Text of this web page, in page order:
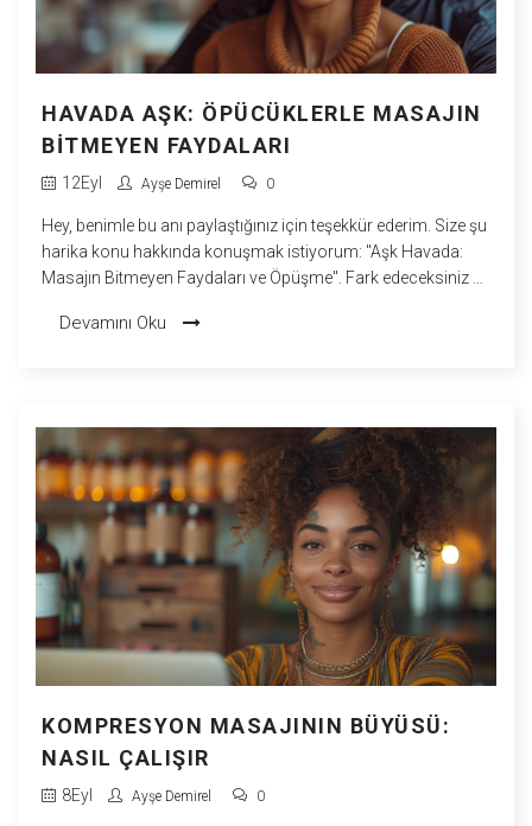
HAVADA AŞK: ÖPÜCÜKLERLE MASAJIN
BITMEYEN FAYDALARI
12Eyl Ayşe Demirel 0
Hey, benimle bu anı paylaştığınız için teşekkür ederim. Size şu
harika konu hakkında konuşmak istiyorum: "Aşk Havada:
Masajın Bitmeyen Faydaları ve Öpüşme". Fark edeceksiniz ki,
aynı zamanda genel sağlık durumunuzu da iyileştirir. Bu blog
motivasyon bulacaksınız!
Devamını Oku
KOMPRESYON MASAJININ BÜYÜSÜ:
NASIL ÇALIŞIR
8Eyl Ayşe Demirel 0